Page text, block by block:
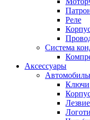
Реле
Система
Аксессуары
Ключи
Лезвие